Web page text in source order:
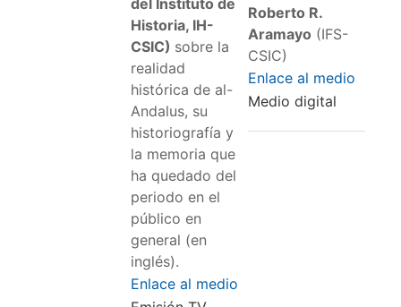
Historia, IH-
CSIC) sobre la
realidad
histórica de al-
Andalus, su
historiografía y
la memoria que
ha quedado del
periodo en el
público en
general (en
inglés).
Enlace al medio
Roberto R.
Aramayo (IFS-
CSIC)
Enlace al medio
Medio digital